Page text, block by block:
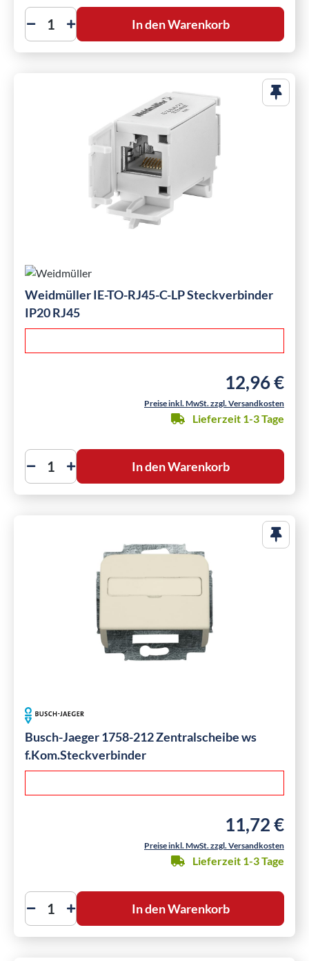
In den Warenkorb
Weidmüller IE-TO-RJ45-C-LP Steckverbinder
IP20 RJ45
Regulärer
12,96 €
Preise inkl. MwSt. zzgl. Versandkosten
Lieferzeit 1-3 Tage
In den Warenkorb
Busch-Jaeger 1758-212 Zentralscheibe ws
f.Kom.Steckverbinder
Regulärer
11,72 €
Preise inkl. MwSt. zzgl. Versandkosten
Lieferzeit 1-3 Tage
In den Warenkorb